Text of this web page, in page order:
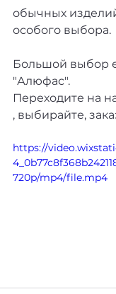
обычных
особого выбора.
Большой выбор
"Алюфас".
Переходите на
, выбирайте,
https://
720p/mp4/file.mp4